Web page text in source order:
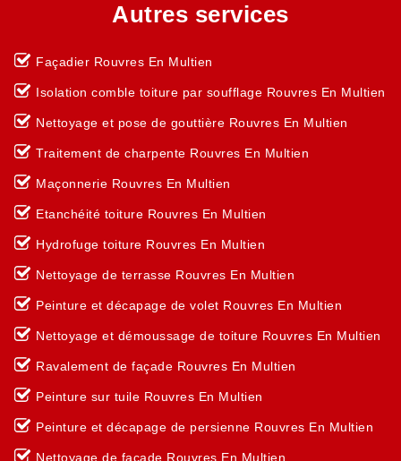
Autres services
Façadier Rouvres En Multien
Isolation comble toiture par soufflage Rouvres En Multien
Nettoyage et pose de gouttière Rouvres En Multien
Traitement de charpente Rouvres En Multien
Maçonnerie Rouvres En Multien
Etanchéité toiture Rouvres En Multien
Hydrofuge toiture Rouvres En Multien
Nettoyage de terrasse Rouvres En Multien
Peinture et décapage de volet Rouvres En Multien
Nettoyage et démoussage de toiture Rouvres En Multien
Ravalement de façade Rouvres En Multien
Peinture sur tuile Rouvres En Multien
Peinture et décapage de persienne Rouvres En Multien
Nettoyage de façade Rouvres En Multien